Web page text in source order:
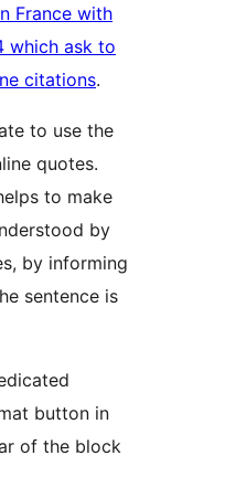
France with
which ask to
citations.
to use the
quotes.
to make
by
by informing
sentence is
button in
of the block